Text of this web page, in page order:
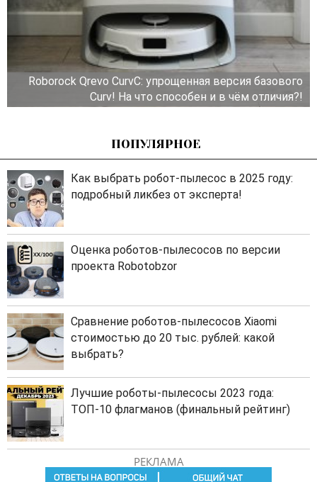
Roborock Qrevo CurvC: упрощенная версия базового
Curv! На что способен и в чём отличия?!
ПОПУЛЯРНОЕ
Как выбрать робот-пылесос в 2025 году:
подробный ликбез от эксперта!
Оценка роботов-пылесосов по версии
проекта Robotobzor
Сравнение роботов-пылесосов Xiaomi
стоимостью до 20 тыс. рублей: какой
выбрать?
Лучшие роботы-пылесосы 2023 года:
ТОП-10 флагманов (финальный рейтинг)
РЕКЛАМА